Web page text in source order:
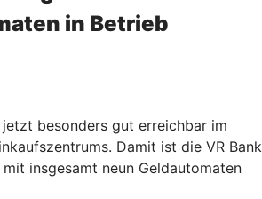
in Betrieb
besonders gut erreichbar im
Damit ist die VR Bank
insgesamt neun Geldautomaten